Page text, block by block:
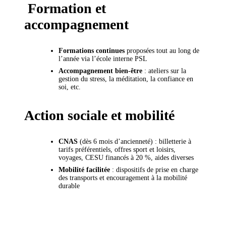
Formation et
accompagnement
Formations continues proposées tout au long de
l’année via l’école interne PSL
Accompagnement bien-être : ateliers sur la
gestion du stress, la méditation, la confiance en
soi, etc.
Action sociale et mobilité
CNAS (dès 6 mois d’ancienneté) : billetterie à
tarifs préférentiels, offres sport et loisirs,
voyages, CESU financés à 20 %, aides diverses
Mobilité facilitée : dispositifs de prise en charge
des transports et encouragement à la mobilité
durable